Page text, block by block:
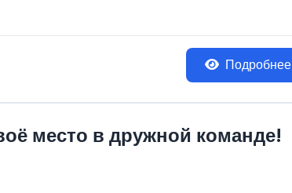
Подробнее
место в дружной команде!